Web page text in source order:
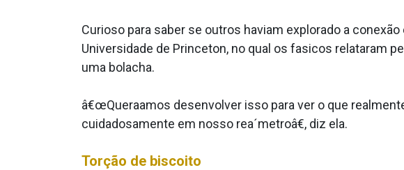
Curioso para saber se outros haviam explorado a
Universidade de Princeton, no qual os fa­sicos relataram
uma bolacha.
â€œQuera­amos desenvolver isso para ver o que
cuidadosamente em nosso rea´metroâ€, diz ela.
Torção de biscoito